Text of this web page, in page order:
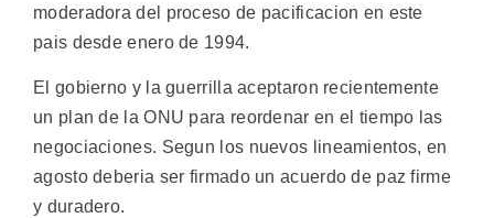
moderadora del proceso de pacificacion en este
pais desde enero de 1994.
El gobierno y la guerrilla aceptaron recientemente
un plan de la ONU para reordenar en el tiempo las
negociaciones. Segun los nuevos lineamientos, en
agosto deberia ser firmado un acuerdo de paz firme
y duradero.